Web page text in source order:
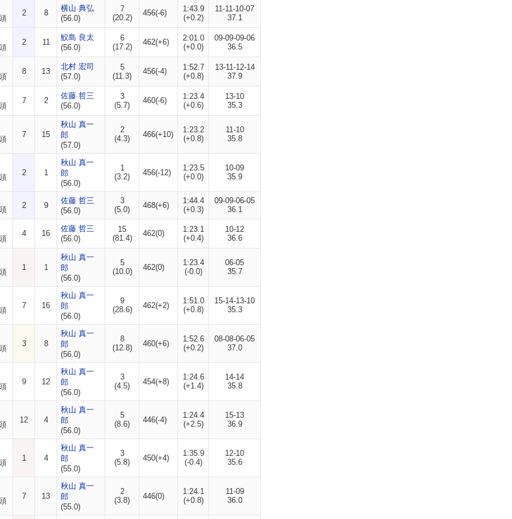
2 8
横山 典弘
(56.0)
7
(20.2)
456(-6)
1:43.9
(+0.2)
11-11-10-07
37.1
2 11
鮫島 良太
(56.0)
6
(17.2)
462(+6)
2:01.0
(+0.0)
09-09-09-06
36.5
8 13
北村 宏司
(57.0)
5
(11.3)
456(-4)
1:52.7
(+0.8)
13-11-12-14
37.9
7 2
佐藤 哲三
(56.0)
3
(5.7)
460(-6)
1:23.4
(+0.6)
13-10
35.3
7 15
秋山 真一
郎
(57.0)
2
(4.3)
466(+10)
1:23.2
(+0.8)
11-10
35.8
2 1
秋山 真一
郎
(56.0)
1
(3.2)
456(-12)
1:23.5
(+0.0)
10-09
35.9
2 9
佐藤 哲三
(56.0)
3
(5.0)
468(+6)
1:44.4
(+0.3)
09-09-06-05
36.1
4 16
佐藤 哲三
(56.0)
15
(81.4)
462(0)
1:23.1
(+0.4)
10-12
36.6
1 1
秋山 真一
郎
(56.0)
5
(10.0)
462(0)
1:23.4
(-0.0)
06-05
35.7
7 16
秋山 真一
郎
(56.0)
9
(28.6)
462(+2)
1:51.0
(+0.8)
15-14-13-10
35.3
3 8
秋山 真一
郎
(56.0)
8
(12.8)
460(+6)
1:52.6
(+0.2)
08-08-06-05
37.0
9 12
秋山 真一
郎
(56.0)
3
(4.5)
454(+8)
1:24.6
(+1.4)
14-14
35.8
12 4
秋山 真一
郎
(56.0)
5
(8.6)
446(-4)
1:24.4
(+2.5)
15-13
36.9
1 4
秋山 真一
郎
(55.0)
3
(5.8)
450(+4)
1:35.9
(-0.4)
12-10
35.6
7 13
秋山 真一
郎
(55.0)
2
(3.8)
446(0)
1:24.1
(+0.8)
11-09
36.0